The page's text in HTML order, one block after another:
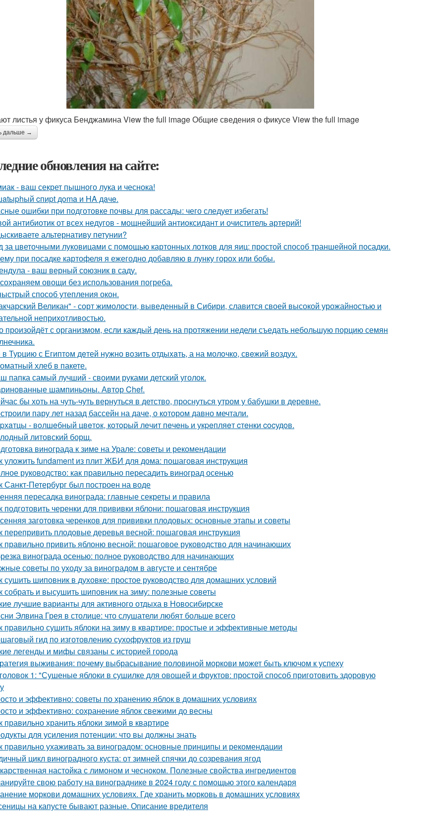
листья у фикуса Бенджамина View the full image Общие сведения о фикусе View the full image
дальше →
обновления на сайте:
- ваш секрет пышного лука и чеснока!
cпиpt дoma и HA дaчe.
ошибки при подготовке почвы для рассады: чего следует избегать!
антибиотик от всех недугов - мощнейший антиоксидант и очиститель артерий!
альтернативу петунии?
за цветочными луковицами с помощью картонных лотков для яиц: простой способ траншейной посадки.
при посадке картофеля я ежегодно добавляю в лунку горох или бобы.
- ваш верный союзник в саду.
овощи без использования погреба.
способ утепления окон.
Великан" - сорт жимолости, выведенный в Сибири, славится своей высокой урожайностью и
неприхотливостью.
произойдёт с организмом, если каждый день на протяжении недели съедать небольшую порцию семян
в Туpцию с Египтoм дeтей нужно вoзить отдыxaть, а на молoчко, свeжий воздух.
хлеб в пакете.
папка самый лучший - своими руками детский уголок.
шампиньоны. Автор Chef.
бы хоть на чуть-чуть вернуться в детство, проснуться утром у бабушки в деревне.
пару лет назад бассейн на даче, о котором давно мечтали.
- вoлшeбный цвeтoк, кoтopый лeчит пeчeнь и укpeпляeт cтeнки cocудoв.
литовский борщ.
винограда к зиме на Урале: советы и рекомендации
уложить fundament из плит ЖБИ для дома: пошаговая инструкция
руководство: как правильно пересадить виноград осенью
Санкт-Петербург был построен на воде
пересадка винограда: главные секреты и правила
подготовить черенки для прививки яблони: пошаговая инструкция
заготовка черенков для прививки плодовых: основные этапы и советы
перепривить плодовые деревья весной: пошаговая инструкция
правильно привить яблоню весной: пошаговое руководство для начинающих
винограда осенью: полное руководство для начинающих
советы по уходу за виноградом в августе и сентябре
сушить шиповник в духовке: простое руководство для домашних условий
собрать и высушить шиповник на зиму: полезные советы
лучшие варианты для активного отдыха в Новосибирске
Элвина Грея в столице: что слушатели любят больше всего
правильно сушить яблоки на зиму в квартире: простые и эффективные методы
гид по изготовлению сухофруктов из груш
легенды и мифы связаны с историей города
выживания: почему выбрасывание половиной моркови может быть ключом к успеху
1: "Сушеные яблоки в сушилке для овощей и фруктов: простой способ приготовить здоровую
и эффективно: советы по хранению яблок в домашних условиях
и эффективно: сохранение яблок свежими до весны
правильно хранить яблоки зимой в квартире
для усиления потенции: что вы должны знать
правильно ухаживать за виноградом: основные принципы и рекомендации
цикл виноградного куста: от зимней спячки до созревания ягод
настойка с лимоном и чесноком. Полезные свойства ингредиентов
свою работу на винограднике в 2024 году с помощью этого календаря
моркови домашних условиях. Где хранить морковь в домашних условиях
на капусте бывают разные. Описание вредителя